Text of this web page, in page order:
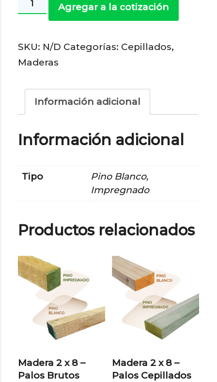
2
3
-
Agregar a la cotización
SKU: N/D Categorías: Cepillados,
Maderas
Información adicional
Información adicional
Tipo
Pino Blanco,
Impregnado
Productos relacionados
Madera 2 x 8 –
Palos Brutos
Madera 2 x 8 –
Palos Cepillados